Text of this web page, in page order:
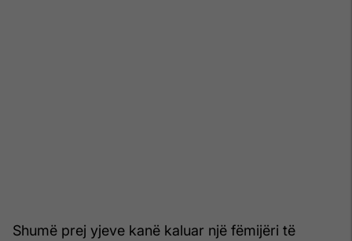
Shumë prej yjeve kanë kaluar një fëmijëri të